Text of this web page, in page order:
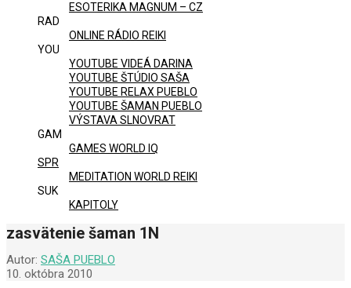
ESOTERIKA MAGNUM – CZ
RAD
ONLINE RÁDIO REIKI
YOU
YOUTUBE VIDEÁ DARINA
YOUTUBE ŠTÚDIO SAŠA
YOUTUBE RELAX PUEBLO
YOUTUBE ŠAMAN PUEBLO
VÝSTAVA SLNOVRAT
GAM
GAMES WORLD IQ
SPR
MEDITATION WORLD REIKI
SUK
KAPITOLY
zasvätenie šaman 1N
Autor: SAŠA PUEBLO
10. októbra 2010